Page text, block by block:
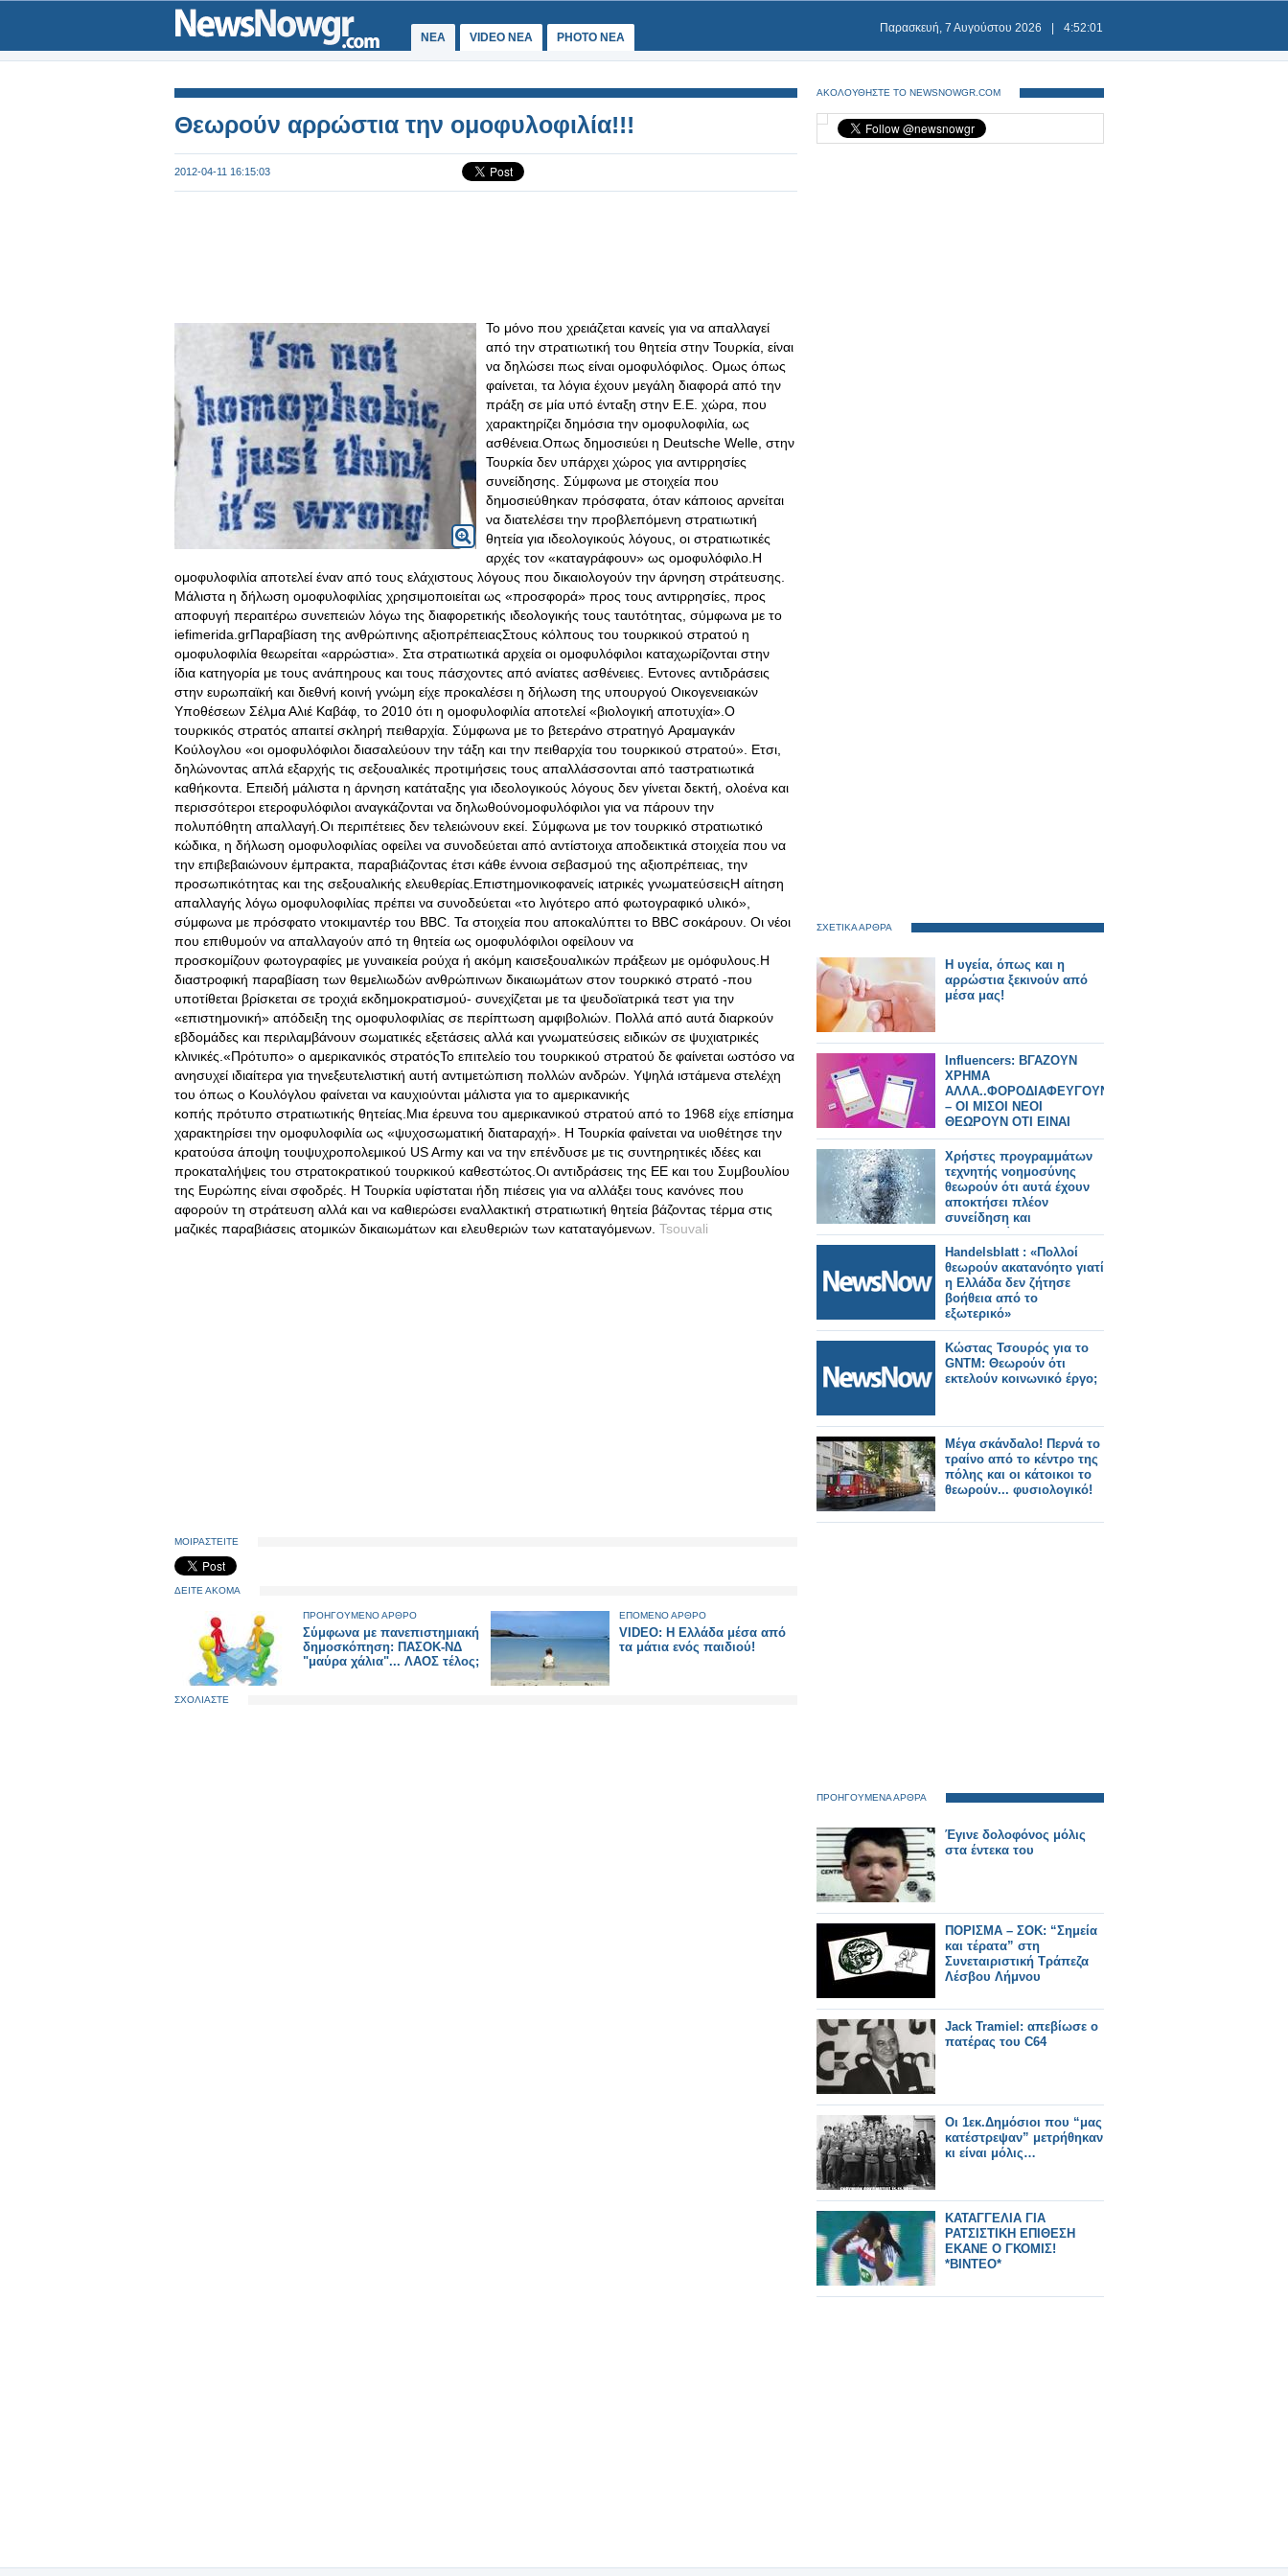
ΝΕΑ VIDEO NEA PHOTO NEA
Παρασκευή, 7 Αυγούστου 2026 4:52:01
Θεωρούν αρρώστια την ομοφυλοφιλία!!!
2012-04-11 16:15:03
Το μόνο που χρειάζεται κανείς για να απαλλαγεί
από την στρατιωτική του θητεία στην Τουρκία, είναι
να δηλώσει πως είναι ομοφυλόφιλος. Ομως όπως
φαίνεται, τα λόγια έχουν μεγάλη διαφορά από την
πράξη σε μία υπό ένταξη στην Ε.Ε. χώρα, που
χαρακτηρίζει δημόσια την ομοφυλοφιλία, ως
ασθένεια.Οπως δημοσιεύει η Deutsche Welle, στην
Τουρκία δεν υπάρχει χώρος για αντιρρησίες
συνείδησης. Σύμφωνα με στοιχεία που
δημοσιεύθηκαν πρόσφατα, όταν κάποιος αρνείται
να διατελέσει την προβλεπόμενη στρατιωτική
θητεία για ιδεολογικούς λόγους, οι στρατιωτικές
αρχές τον «καταγράφουν» ως ομοφυλόφιλο.Η
ομοφυλοφιλία αποτελεί έναν από τους ελάχιστους λόγους που δικαιολογούν την άρνηση στράτευσης.
Μάλιστα η δήλωση ομοφυλοφιλίας χρησιμοποιείται ως «προσφορά» προς τους αντιρρησίες, προς
αποφυγή περαιτέρω συνεπειών λόγω της διαφορετικής ιδεολογικής τους ταυτότητας, σύμφωνα με το
iefimerida.grΠαραβίαση της ανθρώπινης αξιοπρέπειαςΣτους κόλπους του τουρκικού στρατού η
ομοφυλοφιλία θεωρείται «αρρώστια» . Στα στρατιωτικά αρχεία οι ομοφυλόφιλοι καταχωρίζονται στην
ίδια κατηγορία με τους ανάπηρους και τους πάσχοντες από ανίατες ασθένειες. Εντονες αντιδράσεις
στην ευρωπαϊκή και διεθνή κοινή γνώμη είχε προκαλέσει η δήλωση της υπουργού Οικογενειακών
Υποθέσεων Σέλμα Αλιέ Καβάφ, το 2010 ότι η ομοφυλοφιλία αποτελεί «βιολογική αποτυχία».Ο
τουρκικός στρατός απαιτεί σκληρή πειθαρχία. Σύμφωνα με το βετεράνο στρατηγό Αραμαγκάν
Κούλογλου «οι ομοφυλόφιλοι διασαλεύουν την τάξη και την πειθαρχία του τουρκικού στρατού». Ετσι,
δηλώνοντας απλά εξαρχής τις σεξουαλικές προτιμήσεις τους απαλλάσσονται από ταστρατιωτικά
καθήκοντα. Επειδή μάλιστα η άρνηση κατάταξης για ιδεολογικούς λόγους δεν γίνεται δεκτή, ολοένα και
περισσότεροι ετεροφυλόφιλοι αναγκάζονται να δηλωθούνομοφυλόφιλοι για να πάρουν την
πολυπόθητη απαλλαγή.Οι περιπέτειες δεν τελειώνουν εκεί. Σύμφωνα με τον τουρκικό στρατιωτικό
κώδικα, η δήλωση ομοφυλοφιλίας οφείλει να συνοδεύεται από αντίστοιχα αποδεικτικά στοιχεία που να
την επιβεβαιώνουν έμπρακτα, παραβιάζοντας έτσι κάθε έννοια σεβασμού της αξιοπρέπειας, την
προσωπικότητας και της σεξουαλικής ελευθερίας.Επιστημονικοφανείς ιατρικές γνωματεύσειςΗ αίτηση
απαλλαγής λόγω ομοφυλοφιλίας πρέπει να συνοδεύεται «το λιγότερο από φωτογραφικό υλικό»,
σύμφωνα με πρόσφατο ντοκιμαντέρ του BBC. Τα στοιχεία που αποκαλύπτει το ΒΒC σοκάρουν. Οι νέοι
που επιθυμούν να απαλλαγούν από τη θητεία ως ομοφυλόφιλοι οφείλουν να
προσκομίζουν φωτογραφίες με γυναικεία ρούχα ή ακόμη καισεξουαλικών πράξεων με ομόφυλους.Η
διαστροφική παραβίαση των θεμελιωδών ανθρώπινων δικαιωμάτων στον τουρκικό στρατό -που
υποτίθεται βρίσκεται σε τροχιά εκδημοκρατισμού- συνεχίζεται με τα ψευδοϊατρικά τεστ για την
«επιστημονική» απόδειξη της ομοφυλοφιλίας σε περίπτωση αμφιβολιών. Πολλά από αυτά διαρκούν
εβδομάδες και περιλαμβάνουν σωματικές εξετάσεις αλλά και γνωματεύσεις ειδικών σε ψυχιατρικές
κλινικές.«Πρότυπο» o αμερικανικός στρατόςΤο επιτελείο του τουρκικού στρατού δε φαίνεται ωστόσο να
ανησυχεί ιδιαίτερα για τηνεξευτελιστική αυτή αντιμετώπιση πολλών ανδρών. Υψηλά ιστάμενα στελέχη
του όπως ο Κουλόγλου φαίνεται να καυχιούνται μάλιστα για το αμερικανικής
κοπής πρότυπο στρατιωτικής θητείας.Μια έρευνα του αμερικανικού στρατού από το 1968 είχε επίσημα
χαρακτηρίσει την ομοφυλοφιλία ως «ψυχοσωματική διαταραχή». Η Τουρκία φαίνεται να υιοθέτησε την
κρατούσα άποψη τουψυχροπολεμικού US Army και να την επένδυσε με τις συντηρητικές ιδέες και
προκαταλήψεις του στρατοκρατικού τουρκικού καθεστώτος.Oι αντιδράσεις της ΕΕ και του Συμβουλίου
της Ευρώπης είναι σφοδρές. Η Τουρκία υφίσταται ήδη πιέσεις για να αλλάξει τους κανόνες που
αφορούν τη στράτευση αλλά και να καθιερώσει εναλλακτική στρατιωτική θητεία βάζοντας τέρμα στις
μαζικές παραβιάσεις ατομικών δικαιωμάτων και ελευθεριών των καταταγόμενων. Tsouvali
ΜΟΙΡΑΣΤΕΙΤΕ
ΔΕΙΤΕ ΑΚΟΜΑ
ΠΡΟΗΓΟΥΜΕΝΟ ΑΡΘΡΟ
Σύμφωνα με πανεπιστημιακή
δημοσκόπηση: ΠΑΣΟΚ-ΝΔ
"μαύρα χάλια"... ΛΑΟΣ τέλος;
ΕΠΟΜΕΝΟ ΑΡΘΡΟ
VIDEO: Η Ελλάδα μέσα από
τα μάτια ενός παιδιού!
ΣΧΟΛΙΑΣΤΕ
ΑΚΟΛΟΥΘΗΣΤΕ ΤΟ NEWSNOWGR.COM
ΣΧΕΤΙΚΑ ΑΡΘΡΑ
Η υγεία, όπως και η
αρρώστια ξεκινούν από
μέσα μας!
Influencers: ΒΓΑΖΟΥΝ
ΧΡΗΜΑ
ΑΛΛΑ..ΦΟΡΟΔΙΑΦΕΥΓΟΥΝ
– ΟΙ ΜΙΣΟΙ ΝΕΟΙ
ΘΕΩΡΟΥΝ ΟΤΙ ΕΙΝΑΙ
ΔΟΥΛΕΙΑ ΟΝΕΙΡΩΝ
Χρήστες προγραμμάτων
τεχνητής νοημοσύνης
θεωρούν ότι αυτά έχουν
αποκτήσει πλέον
συνείδηση και
αυτογνωσία..
Handelsblatt : «Πολλοί
θεωρούν ακατανόητο γιατί
η Ελλάδα δεν ζήτησε
βοήθεια από το
εξωτερικό»
Κώστας Τσουρός για το
GNTM: Θεωρούν ότι
εκτελούν κοινωνικό έργο;
Μέγα σκάνδαλο! Περνά το
τραίνο από το κέντρο της
πόλης και οι κάτοικοι το
θεωρούν... φυσιολογικό!
ΠΡΟΗΓΟΥΜΕΝΑ ΑΡΘΡΑ
Έγινε δολοφόνος μόλις
στα έντεκα του
ΠΟΡΙΣΜΑ – ΣΟΚ: “Σημεία
και τέρατα” στη
Συνεταιριστική Τράπεζα
Λέσβου Λήμνου
Jack Tramiel: απεβίωσε ο
πατέρας του C64
Οι 1εκ.Δημόσιοι που “μας
κατέστρεψαν” μετρήθηκαν
κι είναι μόλις…
ΚΑΤΑΓΓΕΛΙΑ ΓΙΑ
ΡΑΤΣΙΣΤΙΚΗ ΕΠΙΘΕΣΗ
ΕΚΑΝΕ Ο ΓΚΟΜΙΣ!
*ΒΙΝΤΕΟ*